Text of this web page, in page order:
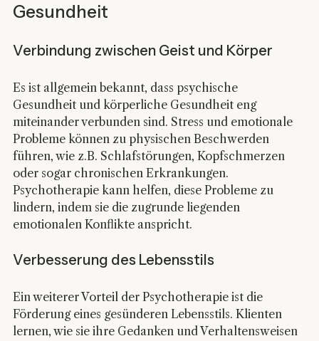
Gesundheit
Verbindung zwischen Geist und Körper
Es ist allgemein bekannt, dass psychische
Gesundheit und körperliche Gesundheit eng
miteinander verbunden sind. Stress und emotionale
Probleme können zu physischen Beschwerden
führen, wie z.B. Schlafstörungen, Kopfschmerzen
oder sogar chronischen Erkrankungen.
Psychotherapie kann helfen, diese Probleme zu
lindern, indem sie die zugrunde liegenden
emotionalen Konflikte anspricht.
Verbesserung des Lebensstils
Ein weiterer Vorteil der Psychotherapie ist die
Förderung eines gesünderen Lebensstils. Klienten
lernen, wie sie ihre Gedanken und Verhaltensweisen